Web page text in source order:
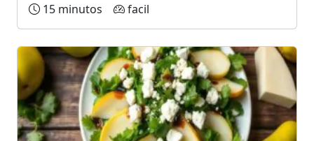
15 minutos facil